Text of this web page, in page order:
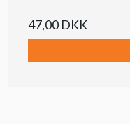
47,00 DKK